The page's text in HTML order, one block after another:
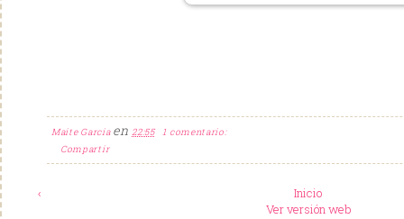
Maite Garcia en22:55
1 comentario:
Compartir
‹
Inicio
Ver versión web